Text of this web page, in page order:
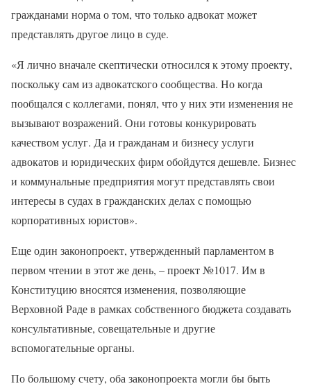
гражданами норма о том, что только адвокат может
представлять другое лицо в суде.
«Я лично вначале скептически относился к этому проекту,
поскольку сам из адвокатского сообщества. Но когда
пообщался с коллегами, понял, что у них эти изменения не
вызывают возражений. Они готовы конкурировать
качеством услуг. Да и гражданам и бизнесу услуги
адвокатов и юридических фирм обойдутся дешевле. Бизнес
и коммунальные предприятия могут представлять свои
интересы в судах в гражданских делах с помощью
корпоративных юристов».
Еще один законопроект, утвержденный парламентом в
первом чтении в этот же день, – проект №1017. Им в
Конституцию вносятся изменения, позволяющие
Верховной Раде в рамках собственного бюджета создавать
консультативные, совещательные и другие
вспомогательные органы.
По большому счету, оба законопроекта могли бы быть